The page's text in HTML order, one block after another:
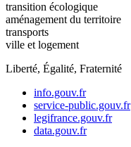
transition écologique
aménagement du territoire
transports
ville et logement
Liberté, Égalité, Fraternité
info.gouv.fr
service-public.gouv.fr
legifrance.gouv.fr
data.gouv.fr